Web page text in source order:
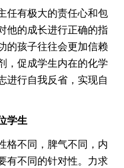
任有极大的责任心和包
他的成长进行正确的指
的孩子往往会更加信赖
，促成学生内在的化学
进行自我反省，实现自
学生
格不同，脾气不同，内
有不同的针对性。力求